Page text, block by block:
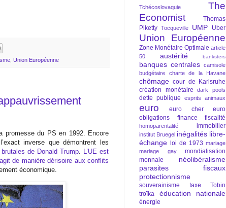
Union Européenne
promesse du PS en 1992. Encore
inverse que démontrent les
de Donald Trump. L’UE est
de manière dérisoire aux conflits
économique.
Tchécoslovaquie
The
Economist
Thomas
Piketty Tocqueville UMP Uber
Union Européenne
Zone Monétaire Optimale article
50
austérité banksters
banques centrales camisole
budgétaire
charte de la Havane
chômage cour de Karlsruhe
création monétaire
dark pools
dette publique esprits animaux
euro euro cher
euro
obligations
finance fiscalité
homoparentalité immobilier
institut Bruegel inégalités libre-
échange
loi de 1973 mariage
mariage gay
mondialisation
monnaie
néolibéralisme
parasites fiscaux
protectionnisme
souverainisme
taxe Tobin
troïka
éducation nationale
énergie